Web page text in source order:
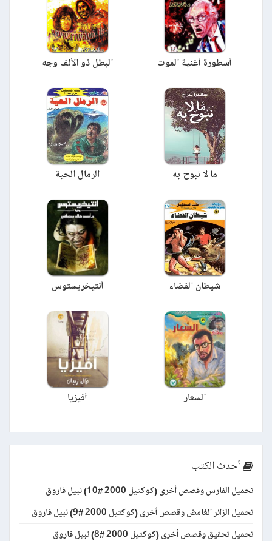
أسطورة أغنية الموت البطل ذو الألف وجه
ما لا نبوح به الرمال الحية
شيطان الفضاء أنتيخريستوس
السعار أفيزيا
أحدث الكتب
تحميل الفارس وقصص أخرى (كوكتيل 2000 #10) نبيل فاروق
تحميل الزائر الغامض وقصص أخرى (كوكتيل 2000 #9) نبيل فاروق
تحميل تحقيق وقصص أخرى (كوكتيل 2000 #8) نبيل فاروق